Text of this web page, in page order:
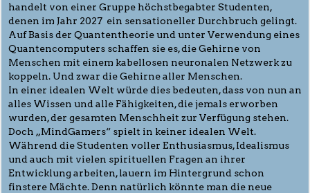
handelt von einer Gruppe höchstbegabter Studenten,
denen im Jahr 2027 ein sensationeller Durchbruch gelingt.
Auf Basis der Quantentheorie und unter Verwendung eines
Quantencomputers schaffen sie es, die Gehirne von
Menschen mit einem kabellosen neuronalen Netzwerk zu
koppeln. Und zwar die Gehirne aller Menschen.
In einer idealen Welt würde dies bedeuten, dass von nun an
alles Wissen und alle Fähigkeiten, die jemals erworben
wurden, der gesamten Menschheit zur Verfügung stehen.
Doch „MindGamers“ spielt in keiner idealen Welt.
Während die Studenten voller Enthusiasmus, Idealismus
und auch mit vielen spirituellen Fragen an ihrer
Entwicklung arbeiten, lauern im Hintergrund schon
finstere Mächte. Denn natürlich könnte man die neue